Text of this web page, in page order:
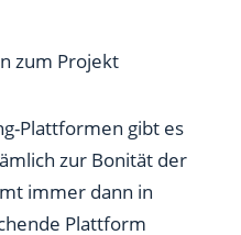
zum Projekt
Plattformen gibt es
zur Bonität der
immer dann in
Plattform